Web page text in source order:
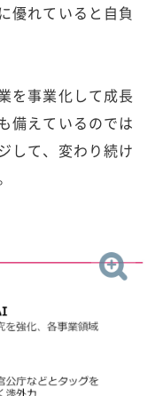
優れていると自負
を事業化して成長
備えているのでは
して、変わり続け